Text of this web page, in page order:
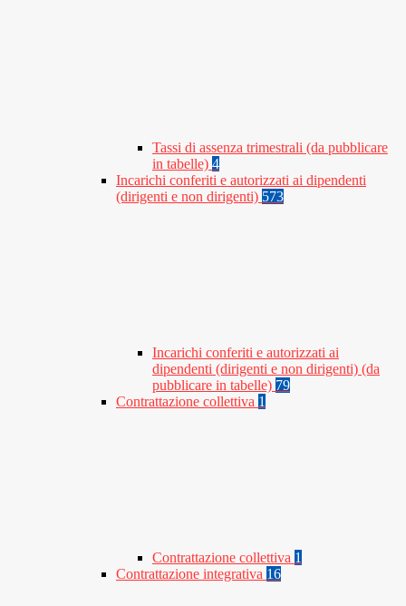
Tassi di assenza trimestrali (da pubblicare
in tabelle) 4
Incarichi conferiti e autorizzati ai dipendenti
(dirigenti e non dirigenti) 573
Incarichi conferiti e autorizzati ai
dipendenti (dirigenti e non dirigenti) (da
pubblicare in tabelle) 79
Contrattazione collettiva 1
Contrattazione collettiva 1
Contrattazione integrativa 16